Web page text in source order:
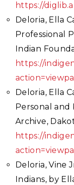
https://
Deloria, Ella
Professional
Indian
https://
Deloria, Ella
Personal and
Archive,
https://
Deloria, Vine
Indians, by